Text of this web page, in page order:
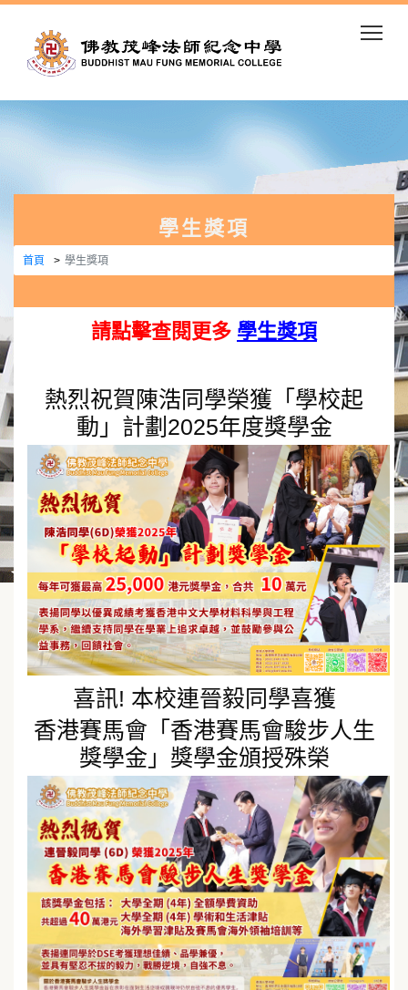
學生獎項
首頁 學生獎項
請點擊查閱更多 學生獎項
熱烈祝賀陳浩同學榮獲「學校起
動」計劃2025年度獎學金
喜訊! 本校連晉毅同學喜獲
香港賽馬會「香港賽馬會駿步人生
獎學金」獎學金頒授殊榮